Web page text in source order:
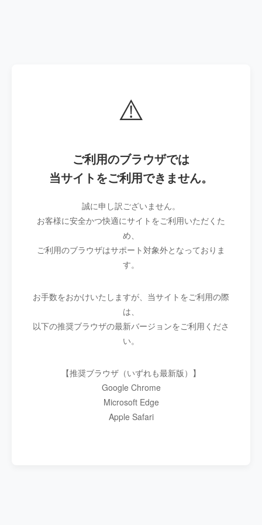
⚠️
ご利用のブラウザでは
当サイトをご利用できません。
誠に申し訳ございません。
お客様に安全かつ快適にサイトをご利用いただくた
め、
ご利用のブラウザはサポート対象外となっておりま
す。
お手数をおかけいたしますが、当サイトをご利用の際
は、
以下の推奨ブラウザの最新バージョンをご利用くださ
い。
【推奨ブラウザ（いずれも最新版）】
Google Chrome
Microsoft Edge
Apple Safari